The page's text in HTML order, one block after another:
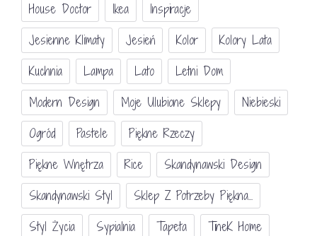
House Doctor
Ikea
Inspiracje
Jesienne Klimaty
Jesień Kolor
Kolory Lata
Kuchnia
Lampa Lato
Letni Dom
Modern Design
Moje Ulubione Sklepy
Niebieski
Ogród
Pastele
Piękne Rzeczy
Piękne Wnętrza
Rice
Skandynawski Design
Skandynawski Styl
Sklep Z Potrzeby Piękna...
Styl Życia
Sypialnia Tapeta
TineK Home